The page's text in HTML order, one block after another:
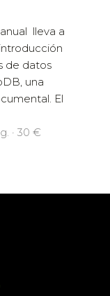
lleva a
de datos
una
El
· 30 €